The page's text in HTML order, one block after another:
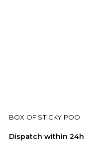
BOX OF STICKY POO
Dispatch within 24h